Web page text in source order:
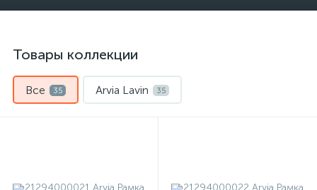
Товары коллекции
Все 35 Arvia Lavin 35